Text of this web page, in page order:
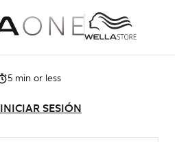
5 min or less
INICIAR SESIÓN